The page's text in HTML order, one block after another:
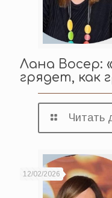
Лана Восер:
грядет, как
Читать
12/02/2026